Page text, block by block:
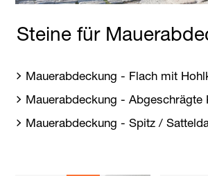
Steine für
Mauerabdeckung - Flach mit
Mauerabdeckung - Abgeschrägte
Mauerabdeckung - Spitz /